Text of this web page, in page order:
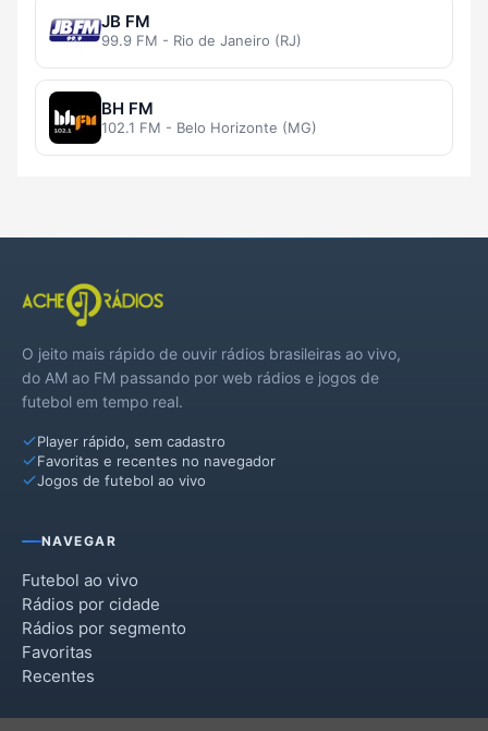
JB FM
99.9 FM - Rio de Janeiro (RJ)
BH FM
102.1 FM - Belo Horizonte (MG)
O jeito mais rápido de ouvir rádios brasileiras ao vivo,
do AM ao FM passando por web rádios e jogos de
futebol em tempo real.
Player rápido, sem cadastro
Favoritas e recentes no navegador
Jogos de futebol ao vivo
NAVEGAR
Futebol ao vivo
Rádios por cidade
Rádios por segmento
Favoritas
Recentes